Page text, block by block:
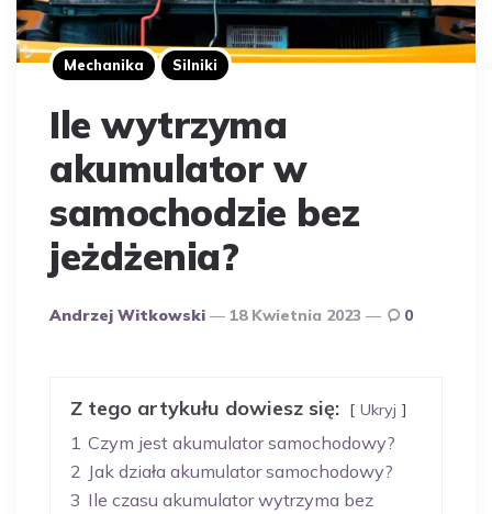
Mechanika Silniki
Ile wytrzyma
akumulator w
samochodzie bez
jeżdżenia?
Opublikowany
Andrzej Witkowski 18 Kwietnia 2023 0
Z tego artykułu dowiesz się: Ukryj
1 Czym jest akumulator samochodowy?
2 Jak działa akumulator samochodowy?
3 Ile czasu akumulator wytrzyma bez